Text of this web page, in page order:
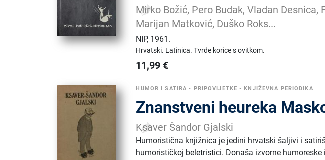
Mirko Božić, Pero Budak, Vladan Desnica,
Marijan Matković, Duško Roks...
NIP, 1961.
Hrvatski. Latinica.Tvrde korice s ovitkom.
11,99 €
HUMOR I SATIRA • PRIPOVIJETKE •KNJIŽEVNA PERIODIKA
Znanstveni heureka
Ksaver Šandor Gjalski
Humoristična knjižnica je jedini hrvatski šaljivi i
humorističkoj beletristici. Donaša izvorne